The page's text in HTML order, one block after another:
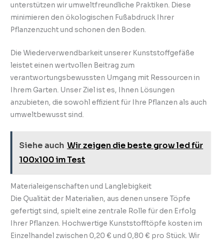
unterstützen wir umweltfreundliche Praktiken. Diese
minimieren den ökologischen Fußabdruck Ihrer
Pflanzenzucht und schonen den Boden.
Die Wiederverwendbarkeit unserer Kunststoffgefäße
leistet einen wertvollen Beitrag zum
verantwortungsbewussten Umgang mit Ressourcen in
Ihrem Garten. Unser Ziel ist es, Ihnen Lösungen
anzubieten, die sowohl effizient für Ihre Pflanzen als auch
umweltbewusst sind.
Siehe auch Wir zeigen die beste grow led für
100x100 im Test
Materialeigenschaften und Langlebigkeit
Die Qualität der Materialien, aus denen unsere Töpfe
gefertigt sind, spielt eine zentrale Rolle für den Erfolg
Ihrer Pflanzen. Hochwertige Kunststofftöpfe kosten im
Einzelhandel zwischen 0,20 € und 0,80 € pro Stück. Wir